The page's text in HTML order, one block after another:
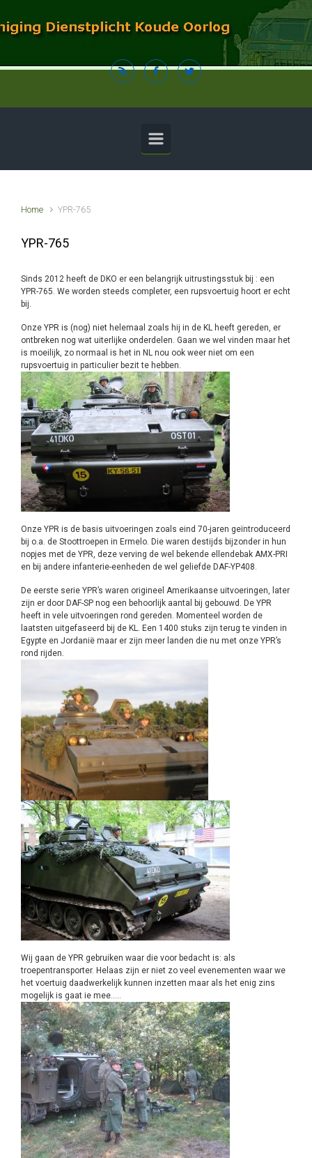
Home YPR-765
YPR-765
Sinds 2012 heeft de DKO er een belangrijk uitrustingsstuk bij : een
YPR-765. We worden steeds completer, een rupsvoertuig hoort er echt
bij.
Onze YPR is (nog) niet helemaal zoals hij in de KL heeft gereden, er
ontbreken nog wat uiterlijke onderdelen. Gaan we wel vinden maar het
is moeilijk, zo normaal is het in NL nou ook weer niet om een
rupsvoertuig in particulier bezit te hebben.
Onze YPR is de basis uitvoeringen zoals eind 70-jaren geïntroduceerd
bij o.a. de Stoottroepen in Ermelo. Die waren destijds bijzonder in hun
nopjes met de YPR, deze verving de wel bekende ellendebak AMX-PRI
en bij andere infanterie-eenheden de wel geliefde DAF-YP408.
De eerste serie YPR’s waren origineel Amerikaanse uitvoeringen, later
zijn er door DAF-SP nog een behoorlijk aantal bij gebouwd. De YPR
heeft in vele uitvoeringen rond gereden. Momenteel worden de
laatsten uitgefaseerd bij de KL. Een 1400 stuks zijn terug te vinden in
Egypte en Jordanië maar er zijn meer landen die nu met onze YPR’s
rond rijden.
Wij gaan de YPR gebruiken waar die voor bedacht is: als
troepentransporter. Helaas zijn er niet zo veel evenementen waar we
het voertuig daadwerkelijk kunnen inzetten maar als het enig zins
mogelijk is gaat ie mee…..